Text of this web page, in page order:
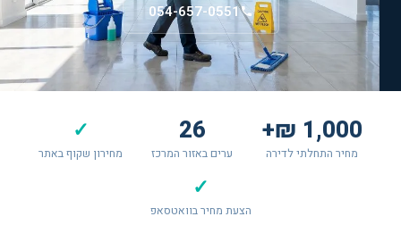
054-657-0551
1,000 ₪+
מחיר התחלתי לדירה
26
ערים באזור המרכז
✓
מחירון שקוף באתר
✓
הצעת מחיר בוואטסאפ